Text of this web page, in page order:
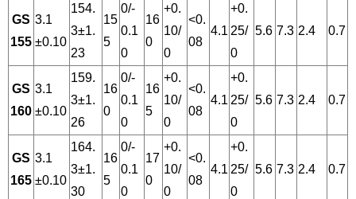
GS
155
3.1
±0.10
154.
3±1.
23
15
5
0/-
0.1
0
16
0
+0.
10/
0
<0.
08
4.1
+0.
25/
0
5.6 7.3 2.4 0.7
GS
160
3.1
±0.10
159.
3±1.
26
16
0
0/-
0.1
0
16
5
+0.
10/
0
<0.
08
4.1
+0.
25/
0
5.6 7.3 2.4 0.7
GS
165
3.1
±0.10
164.
3±1.
30
16
5
0/-
0.1
0
17
0
+0.
10/
0
<0.
08
4.1
+0.
25/
0
5.6 7.3 2.4 0.7